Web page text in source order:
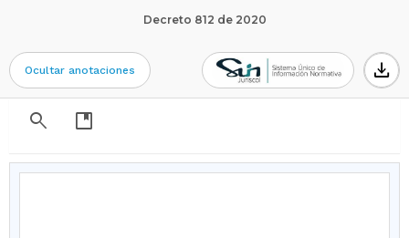
Decreto 812 de 2020
Ocultar anotaciones
download
search
developer_guide